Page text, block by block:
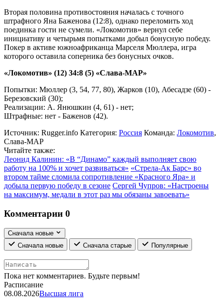
Вторая половина противостояния началась с точного
штрафного Яна Баженова (12:8), однако переломить ход
поединка гости не сумели. «Локомотив» вернул себе
инициативу и четырьмя попытками добыл бонусную победу.
Покер в активе южноафриканца Марселя Мюллера, игра
которого оставила соперника без бонусных очков.
«Локомотив» (12) 34:8 (5) «Слава-МАР»
Попытки: Мюллер (3, 54, 77, 80), Жарков (10), Абесадзе (60) -
Березовский (30);
Реализации: А. Янюшкин (4, 61) - нет;
Штрафные: нет - Баженов (42).
Источник: Rugger.info Категория: Россия Команда: Локомотив,
Слава-МАР
Читайте также:
Леонид Калинин: «В “Динамо” каждый выполняет свою
работу на 100% и хочет развиваться» «Стрела-Ак Барс» во
втором тайме сломила сопротивление «Красного Яра» и
добыла первую победу в сезоне Сергей Чупров: «Настроены
на максимум, медали в этот раз мы обязаны завоевать»
Комментарии 0
Сначала новые
Сначала новые
Сначала старые Популярные
Пока нет комментариев. Будьте первым!
Расписание
08.08.2026Высшая лига